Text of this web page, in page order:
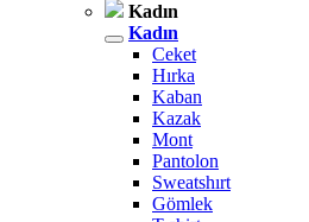
Kadın
Kadın
Ceket
Hırka
Kaban
Kazak
Mont
Pantolon
Sweatshırt
Gömlek